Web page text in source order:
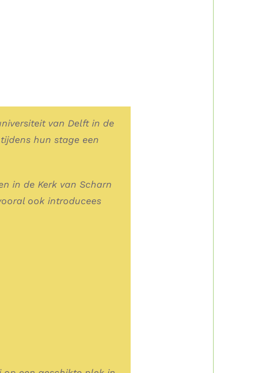
van Delft in de
hun stage een
in de Kerk van Scharn
ook introducees